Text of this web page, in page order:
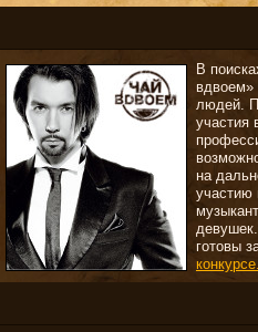
В
вдвоем»
людей.
участия
на
участию
готовы